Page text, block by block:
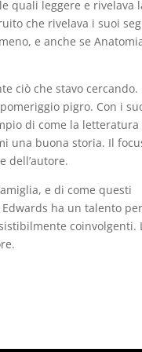
quali leggere e rivelava
che rivelava i suoi
e anche se
ciò che stavo cercando.
pigro. Con i
di come la letteratura
una buona storia. Il
dell’autore.
e di come questi
ha un talento per
coinvolgenti.